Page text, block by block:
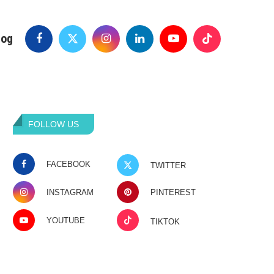
FOLLOW US
FACEBOOK TWITTER
INSTAGRAM PINTEREST
YOUTUBE TIKTOK